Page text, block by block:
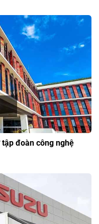
đoàn công nghệ